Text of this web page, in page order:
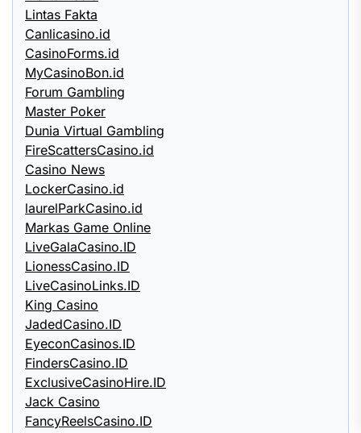
Lintas Fakta
Canlicasino.id
CasinoForms.id
MyCasinoBon.id
Forum Gambling
Master Poker
Dunia Virtual Gambling
FireScattersCasino.id
Casino News
LockerCasino.id
laurelParkCasino.id
Markas Game Online
LiveGalaCasino.ID
LionessCasino.ID
LiveCasinoLinks.ID
King Casino
JadedCasino.ID
EyeconCasinos.ID
FindersCasino.ID
ExclusiveCasinoHire.ID
Jack Casino
FancyReelsCasino.ID